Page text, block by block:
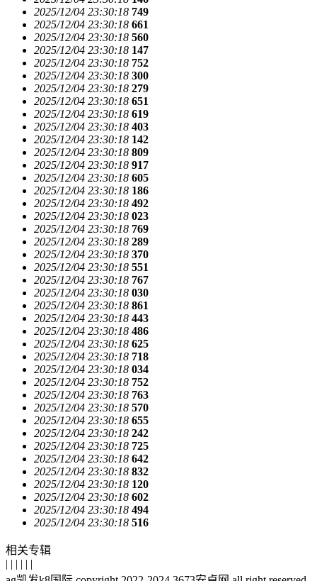
2025/12/04 23:30:18 749
2025/12/04 23:30:18 661
2025/12/04 23:30:18 560
2025/12/04 23:30:18 147
2025/12/04 23:30:18 752
2025/12/04 23:30:18 300
2025/12/04 23:30:18 279
2025/12/04 23:30:18 651
2025/12/04 23:30:18 619
2025/12/04 23:30:18 403
2025/12/04 23:30:18 142
2025/12/04 23:30:18 809
2025/12/04 23:30:18 917
2025/12/04 23:30:18 605
2025/12/04 23:30:18 186
2025/12/04 23:30:18 492
2025/12/04 23:30:18 023
2025/12/04 23:30:18 769
2025/12/04 23:30:18 289
2025/12/04 23:30:18 370
2025/12/04 23:30:18 551
2025/12/04 23:30:18 767
2025/12/04 23:30:18 030
2025/12/04 23:30:18 861
2025/12/04 23:30:18 443
2025/12/04 23:30:18 486
2025/12/04 23:30:18 625
2025/12/04 23:30:18 718
2025/12/04 23:30:18 034
2025/12/04 23:30:18 752
2025/12/04 23:30:18 763
2025/12/04 23:30:18 570
2025/12/04 23:30:18 655
2025/12/04 23:30:18 242
2025/12/04 23:30:18 725
2025/12/04 23:30:18 642
2025/12/04 23:30:18 832
2025/12/04 23:30:18 120
2025/12/04 23:30:18 602
2025/12/04 23:30:18 494
2025/12/04 23:30:18 516
相关专辑
| | | | | |